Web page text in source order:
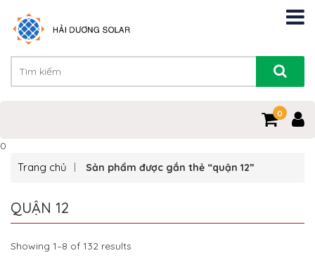
0
0
Trang chủ Sản phẩm được gắn thẻ “quận 12”
QUẬN 12
Showing 1–8 of 132 results